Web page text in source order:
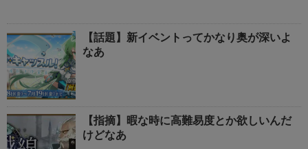
【話題】新イベントってかなり奥が深いよ
なあ
【指摘】暇な時に高難易度とか欲しいんだ
けどなあ